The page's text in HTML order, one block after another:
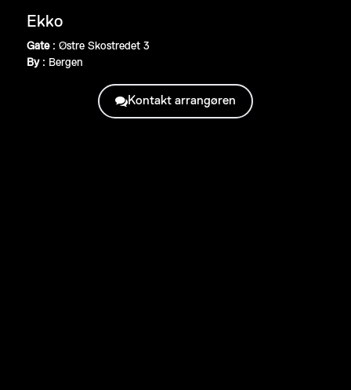
Ekko
Gate : Østre Skostredet 3
By : Bergen
Kontakt arrangøren